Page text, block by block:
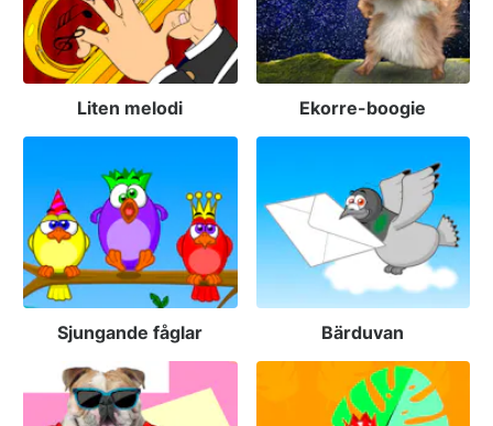
Liten melodi Ekorre-boogie
Sjungande fåglar Bärduvan